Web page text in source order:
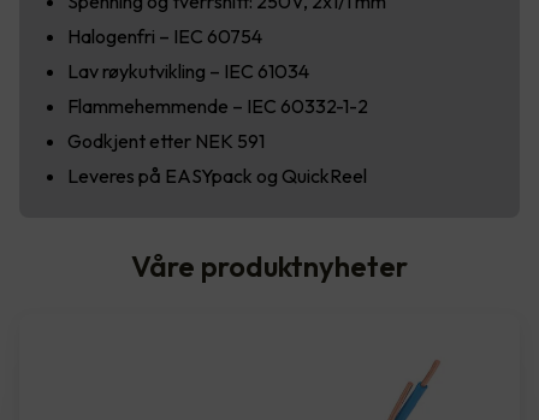
Halogenfri – IEC 60754
Lav røykutvikling – IEC 61034
Flammehemmende – IEC 60332-1-2
Godkjent etter NEK 591
Leveres på EASYpack og QuickReel
Våre produktnyheter